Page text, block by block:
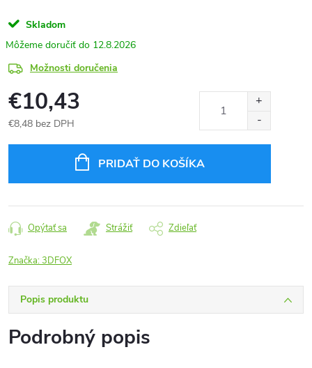
Skladom
12.8.2026
Možnosti doručenia
€10,43
€8,48 bez DPH
PRIDAŤ DO KOŠÍKA
Opýtať sa Strážiť Zdieľať
Značka:3DFOX
Popis produktu
Podrobný popis